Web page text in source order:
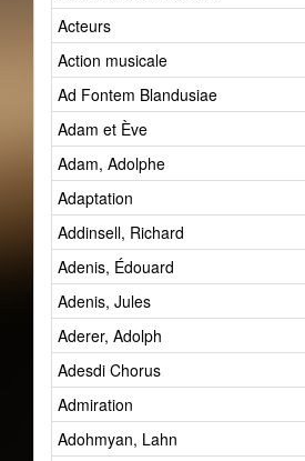
Acteurs
Action musicale
Ad Fontem Blandusiae
Adam et Ève
Adam, Adolphe
Adaptation
Addinsell, Richard
Adenis, Édouard
Adenis, Jules
Aderer, Adolph
Adesdi Chorus
Admiration
Adohmyan, Lahn